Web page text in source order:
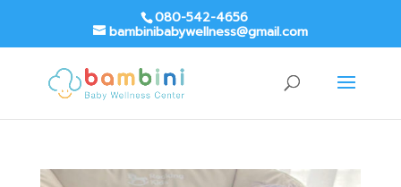
080-542-4656
bambinibabywellness@gmail.com